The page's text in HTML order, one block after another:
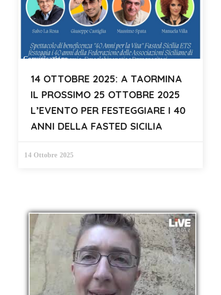
Comunicazione
14 OTTOBRE 2025: A TAORMINA
IL PROSSIMO 25 OTTOBRE 2025
L’EVENTO PER FESTEGGIARE I 40
ANNI DELLA FASTED SICILIA
14 Ottobre 2025